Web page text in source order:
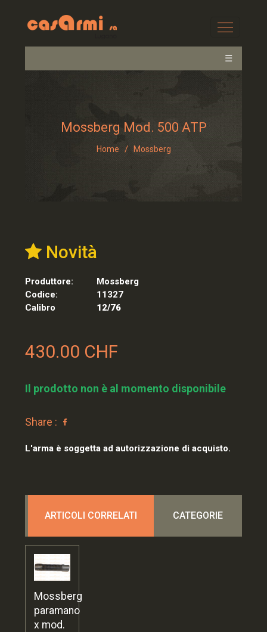
☰
Mossberg Mod. 500 ATP
Home / Mossberg
Novità
Produttore:
Mossberg
Codice:
11327
Calibro
12/76
430.00 CHF
Il prodotto non è al momento disponibile
Share :
L'arma è soggetta ad autorizzazione di acquisto.
ARTICOLI CORRELATI CATEGORIE
Mossberg
paramano
x mod.